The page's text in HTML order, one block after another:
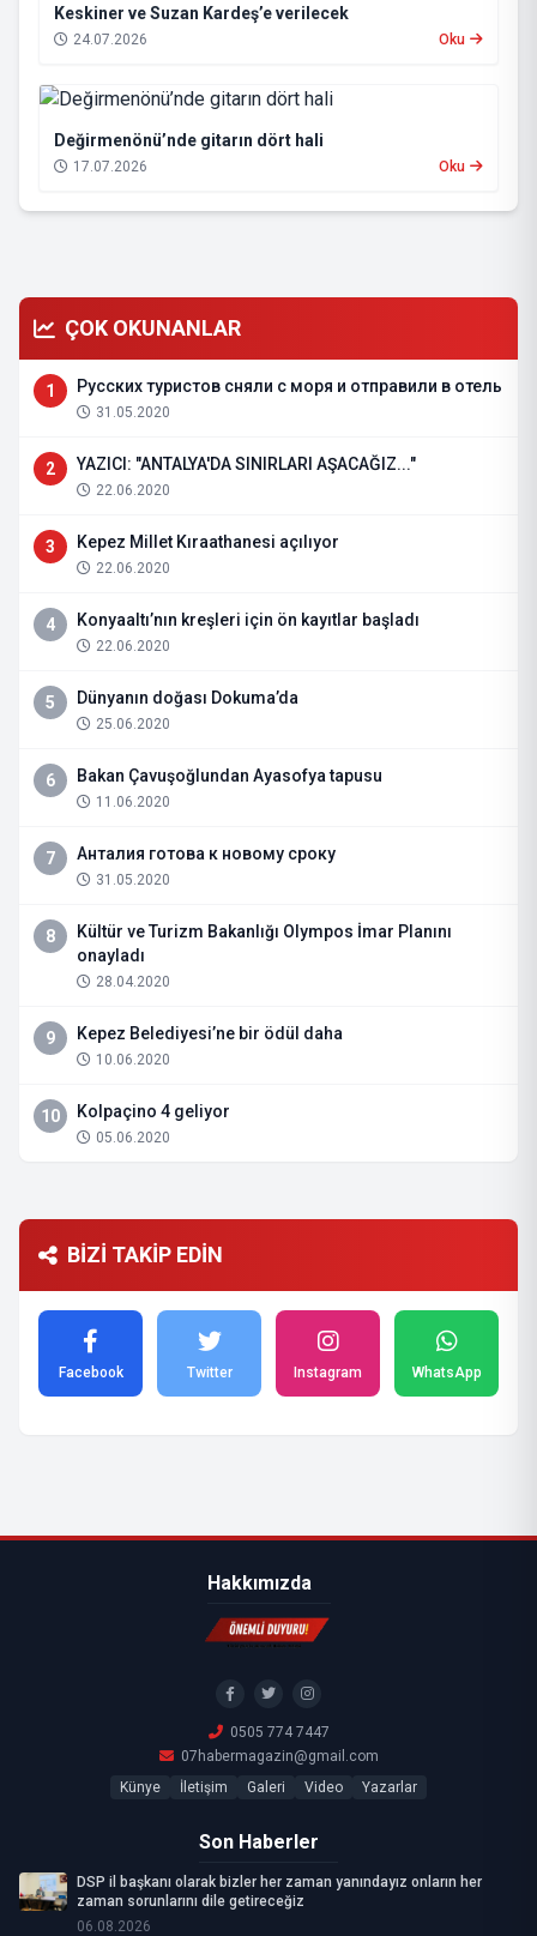
Keskiner ve Suzan Kardeş’e verilecek
24.07.2026 Oku
Değirmenönü’nde gitarın dört hali
17.07.2026 Oku
ÇOK OKUNANLAR
1 Русских туристов сняли с моря и отправили в отель
31.05.2020
2 YAZICI: "ANTALYA'DA SINIRLARI AŞACAĞIZ..."
22.06.2020
3 Kepez Millet Kıraathanesi açılıyor
22.06.2020
4 Konyaaltı’nın kreşleri için ön kayıtlar başladı
22.06.2020
5 Dünyanın doğası Dokuma’da
25.06.2020
6 Bakan Çavuşoğlundan Ayasofya tapusu
11.06.2020
7 Анталия готова к новому сроку
31.05.2020
8
Kültür ve Turizm Bakanlığı Olympos İmar Planını
onayladı
28.04.2020
9 Kepez Belediyesi’ne bir ödül daha
10.06.2020
10 Kolpaçino 4 geliyor
05.06.2020
BİZİ TAKİP EDİN
Facebook Twitter Instagram WhatsApp
Hakkımızda
0505 774 7447
07habermagazin@gmail.com
Künye
İletişim Galeri Video Yazarlar
Son Haberler
DSP il başkanı olarak bizler her zaman yanındayız onların her
zaman sorunlarını dile getireceğiz
06.08.2026